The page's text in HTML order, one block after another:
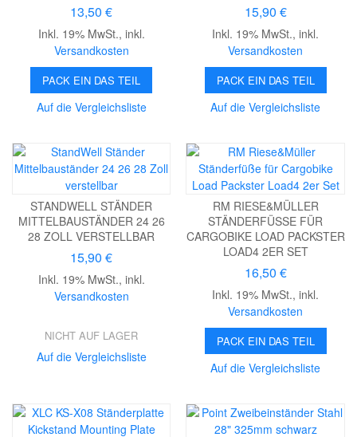
13,50 €
Inkl. 19% MwSt., inkl.
Versandkosten
PACK EIN DAS TEIL
Auf die Vergleichsliste
15,90 €
Inkl. 19% MwSt.,inkl.
Versandkosten
PACK EIN DAS TEIL
Auf die Vergleichsliste
STANDWELL STÄNDER
MITTELBAUSTÄNDER 24 26
28 ZOLL VERSTELLBAR
15,90 €
Inkl. 19% MwSt., inkl.
Versandkosten
NICHT AUF LAGER
Auf die Vergleichsliste
RM RIESE&MÜLLER
STÄNDERFÜSSE FÜR C
ARGOBIKE LOAD PACKSTER L
OAD4 2ER SET
16,50 €
Inkl. 19% MwSt.,inkl.
Versandkosten
PACK EIN DAS TEIL
Auf die Vergleichsliste